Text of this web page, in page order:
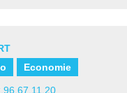
Economie